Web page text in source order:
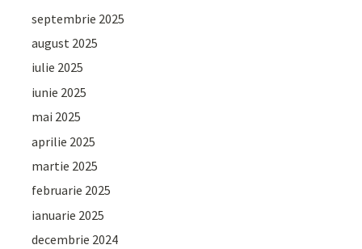
septembrie 2025
august 2025
iulie 2025
iunie 2025
mai 2025
aprilie 2025
martie 2025
februarie 2025
ianuarie 2025
decembrie 2024